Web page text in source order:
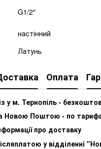
G1/2"
настінний
Латунь
Оплата
у м. Тернопіль -
Новою Поштою - по
про доставку
у відділенні